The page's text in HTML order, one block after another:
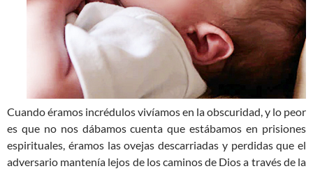
Cuando éramos incrédulos vivíamos en la obscuridad, y lo peor
es que no nos dábamos cuenta que estábamos en prisiones
espirituales, éramos las ovejas descarriadas y perdidas que el
adversario mantenía lejos de los caminos de Dios a través de la